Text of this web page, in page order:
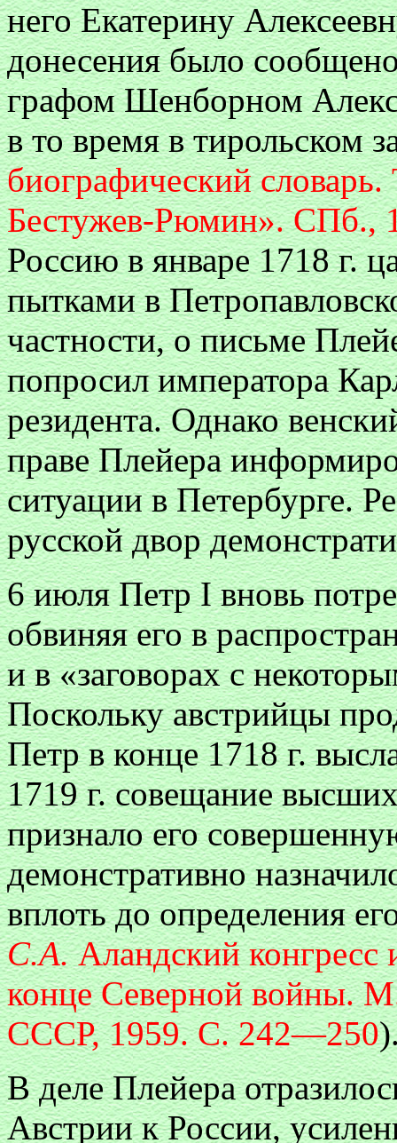
него Екатерину
донесения было
графом Шенборном
в то время в тирольском
биографический
Бестужев-Рюмин». СПб.,
Россию в январе 1718 г.
пытками в
частности, о письме
попросил императора
резидента. Однако
праве Плейера
ситуации в Петербурге.
русской двор
6 июля Петр I вновь
обвиняя его в
и в «заговорах с
Поскольку австрийцы
Петр в конце 1718 г.
1719 г. совещание
признало его
демонстративно
вплоть до определения
С.А.Аландский конгресс
конце Северной войны.
СССР, 1959. С. 242—250
В деле Плейера
Австрии к России,